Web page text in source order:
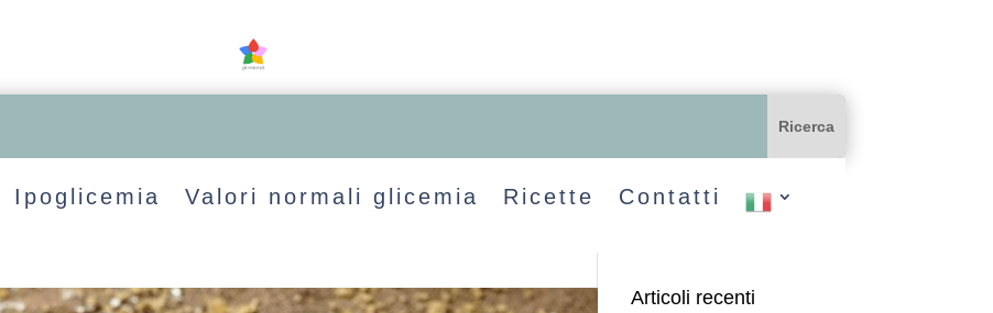
Ipoglicemia Valori normali glicemia Ricette Contatti
Articoli recenti